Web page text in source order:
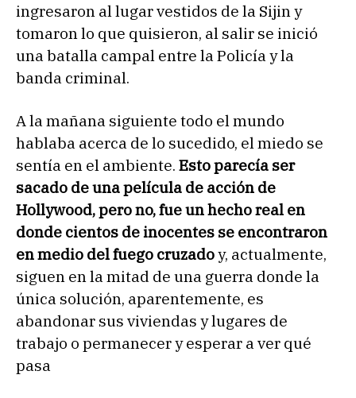
ingresaron al lugar vestidos de la Sijin y
tomaron lo que quisieron, al salir se inició
una batalla campal entre la Policía y la
banda criminal.
A la mañana siguiente todo el mundo
hablaba acerca de lo sucedido, el miedo se
sentía en el ambiente. Esto parecía ser
sacado de una película de acción de
Hollywood, pero no, fue un hecho real en
donde cientos de inocentes se encontraron
en medio del fuego cruzadoy, actualmente,
siguen en la mitad de una guerra donde la
única solución, aparentemente, es
abandonar sus viviendas y lugares de
trabajo o permanecer y esperar a ver qué
pasa